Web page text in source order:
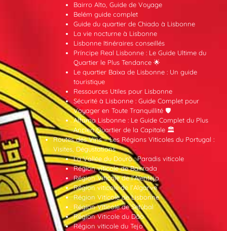
Bairro Alto, Guide de Voyage
Belém guide complet
Guide du quartier de Chiado à Lisbonne
La vie nocturne à Lisbonne
Lisbonne Itinéraires conseillés
Príncipe Real Lisbonne : Le Guide Ultime du
Quartier le Plus Tendance 🌟
Le quartier Baixa de Lisbonne : Un guide
touristique
Ressources Utiles pour Lisbonne
Sécurité à Lisbonne : Guide Complet pour
Voyager en Toute Tranquillité 🛡️
Alfama Lisbonne : Le Guide Complet du Plus
Ancien Quartier de la Capitale 🏛️
Routes des Vins – Les Régions Viticoles du Portugal :
Visites, Dégustations
La Vallée du Douro : Paradis viticole
Région viticole de Bairrada
Région Viticole de l’Alentejo
Région viticole de l’Algarve
Région Viticole de Lisbonne
Région Viticole de Setúbal
Région Viticole du Dão
Région viticole du Tejo